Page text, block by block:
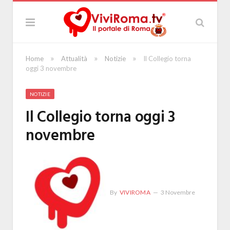
Home » Attualità » Notizie »
Il Collegio torna
oggi 3 novembre
NOTIZIE
Il Collegio torna oggi 3
novembre
By VIVIROMA 3 Novembre